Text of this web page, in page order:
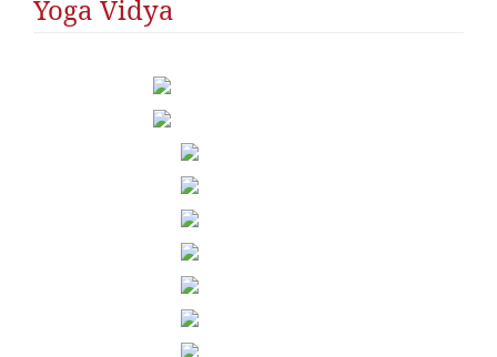
Yoga Vidya